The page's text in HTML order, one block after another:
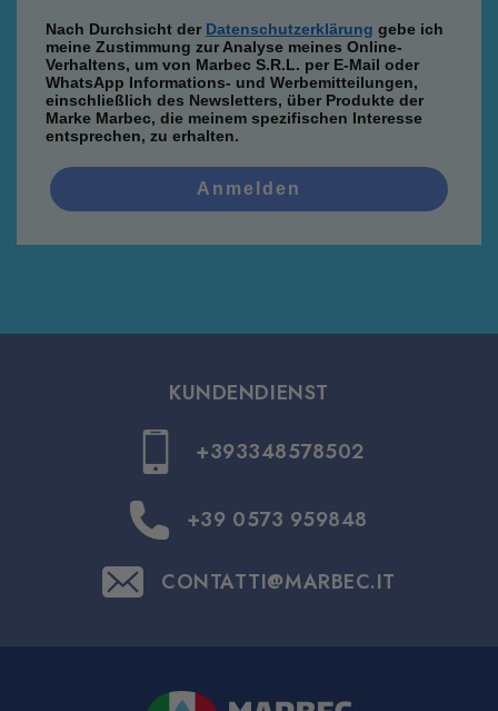
Nach Durchsicht der Datenschutzerklärung gebe ich
meine Zustimmung zur Analyse meines Online-
Verhaltens, um von Marbec S.R.L. per E-Mail oder
WhatsApp Informations- und Werbemitteilungen,
einschließlich des Newsletters, über Produkte der
Marke Marbec, die meinem spezifischen Interesse
entsprechen, zu erhalten.
Anmelden
KUNDENDIENST
+393348578502
+39 0573 959848
CONTATTI@MARBEC.IT